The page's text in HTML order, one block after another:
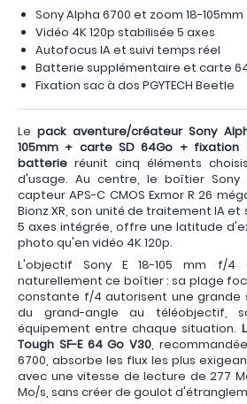
Sony Alpha 6700 et zoom 18-105mm
Vidéo 4K 120p stabilisée 5 axes
Autofocus IA et suivi temps réel
Batterie supplémentaire et carte
Fixation sac à dos PGYTECH Beetle
Lepack aventure/créateur Sony
105mm + carte SD 64Go +
batterie réunit cinq éléments
d'usage. Au centre, le boîtier Sony
capteur APS-C CMOS Exmor R 26
Bionz XR, son unité de traitement IA
5 axes intégrée, offre une latitude
photo qu'en vidéo 4K 120p.
L'objectif Sony E 18-105 mm f/4
naturellement ce boîtier : sa plage
constante f/4 autorisent une grande
du grand-angle au téléobjectif,
équipement entre chaque situation.
Tough SF-E 64 Go V30 ,
6700, absorbe les flux les plus
avec une vitesse de lecture de 277
Mo/s, sans créer de goulot